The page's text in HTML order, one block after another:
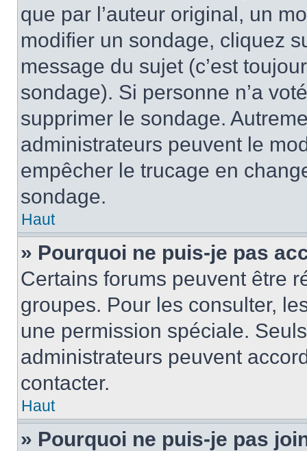
que par l’auteur original, un
modifier un sondage, cliquez
message du sujet (c’est
sondage). Si personne n’a
supprimer le sondage.
administrateurs peuvent le
empêcher le trucage en
sondage.
Haut
» Pourquoi ne puis-je pas
Certains forums peuvent être
groupes. Pour les consulter,
une permission spéciale.
administrateurs peuvent
contacter.
Haut
» Pourquoi ne puis-je pas